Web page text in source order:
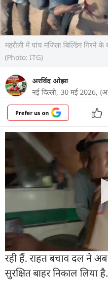
महरौली में पांच मंजिला बिल्डिंग गिरने
(Photo: ITG)
अरविंद ओझा
नई दिल्ली, 30 मई 2026,
Prefer us on
साउथ दिल्ली के साकेत
हो गया. यहां महरौली
पांच मंजिला इमारत पूरी तरह
एक दूसरी बिल्डिंग पर जा
खाना खा रहे कुछ छात्र मलबे
मिलते ही अफरा-तफरी मच
एनडीआरएफ (NDRF) की
रही हैं. राहत बचाव दल ने
सुरक्षित बाहर निकाल लिया है.